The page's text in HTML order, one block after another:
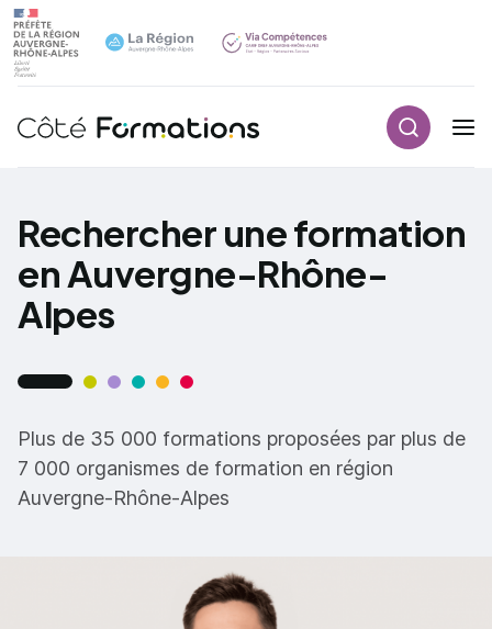
Navigation principale
Rechercher une formation
en Auvergne-Rhône-
Alpes
Plus de 35 000 formations proposées par plus de
7 000 organismes de formation en région
Auvergne-Rhône-Alpes